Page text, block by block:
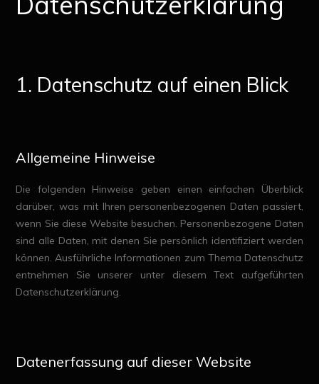
1. Datenschutz auf einen Blick
Allgemeine Hinweise
Die folgenden Hinweise geben einen einfachen Überblick
darüber, was mit Ihren personenbezogenen Daten passiert,
wenn Sie diese Website besuchen. Personenbezogene Daten
sind alle Daten, mit denen Sie persönlich identifiziert werden
können. Ausführliche Informationen zum Thema Datenschutz
entnehmen Sie unserer unter diesem Text aufgeführten
Datenschutzerklärung.
Datenerfassung auf dieser Website